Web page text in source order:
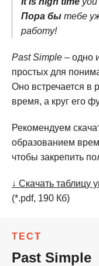
Пора бы тебе
работу!
Past Simple – одно
простых для
Оно встречается в
время, а круг его
Рекомендуем
образованием
чтобы закрепить
↓ Скачать таблицу
(*.pdf, 190 Кб)
ТЕСТ
Past Simple